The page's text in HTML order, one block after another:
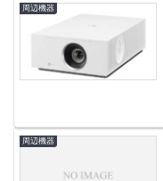
周辺機器
周辺機器